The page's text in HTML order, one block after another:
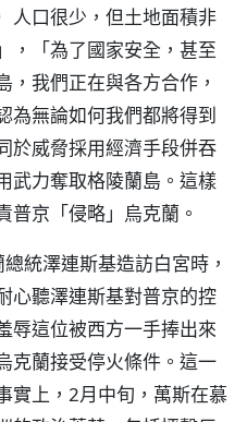
人口很少，但土地面積非
，「為了國家安全，甚至
，我們正在與各方合作，
為無論如何我們都將得到
於威脅採用經濟手段併吞
武力奪取格陵蘭島。這樣
普京「侵略」烏克蘭。
統澤連斯基造訪白宮時，
心聽澤連斯基對普京的控
辱這位被西方一手捧出來
克蘭接受停火條件。這一
實上，2月中旬，萬斯在慕